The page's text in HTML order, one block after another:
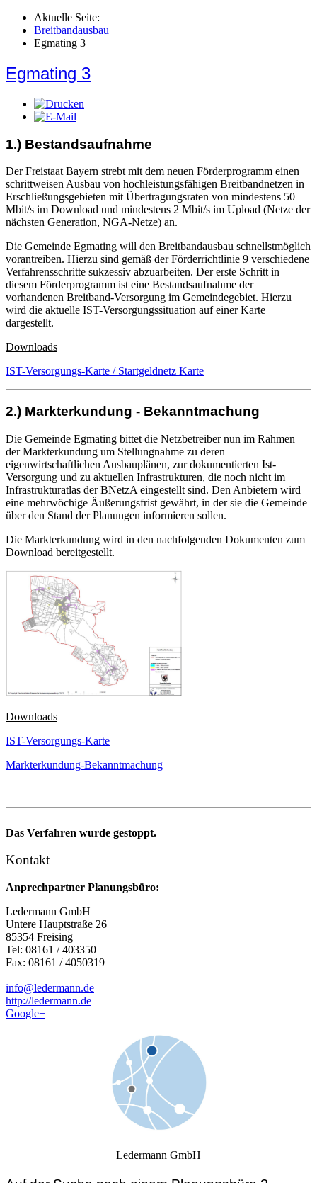
Aktuelle Seite:
Breitbandausbau |
Egmating 3
Egmating 3
1.) Bestandsaufnahme
Der Freistaat Bayern strebt mit dem neuen Förderprogramm einen
schrittweisen Ausbau von hochleistungsfähigen Breitbandnetzen in
Erschließungsgebieten mit Übertragungsraten von mindestens 50
Mbit/s im Download und mindestens 2 Mbit/s im Upload (Netze der
nächsten Generation, NGA-Netze) an.
Die Gemeinde Egmating will den Breitbandausbau schnellstmöglich
vorantreiben. Hierzu sind gemäß der Förderrichtlinie 9 verschiedene
Verfahrensschritte sukzessiv abzuarbeiten. Der erste Schritt in
diesem Förderprogramm ist eine Bestandsaufnahme der
vorhandenen Breitband-Versorgung im Gemeindegebiet. Hierzu
wird die aktuelle IST-Versorgungssituation auf einer Karte
dargestellt.
Downloads
IST-Versorgungs-Karte / Startgeldnetz Karte
2.) Markterkundung - Bekanntmachung
Die Gemeinde Egmating bittet die Netzbetreiber nun im Rahmen
der Markterkundung um Stellungnahme zu deren
eigenwirtschaftlichen Ausbauplänen, zur dokumentierten Ist-
Versorgung und zu aktuellen Infrastrukturen, die noch nicht im
Infrastrukturatlas der BNetzA eingestellt sind. Den Anbietern wird
eine mehrwöchige Äußerungsfrist gewährt, in der sie die Gemeinde
über den Stand der Planungen informieren sollen.
Die Markterkundung wird in den nachfolgenden Dokumenten zum
Download bereitgestellt.
Downloads
IST-Versorgungs-Karte
Markterkundung-Bekanntmachung
Das Verfahren wurde gestoppt.
Kontakt
Anprechpartner Planungsbüro:
Ledermann GmbH
Untere Hauptstraße 26
85354 Freising
Tel: 08161 / 403350
Fax: 08161 / 4050319
info@ledermann.de
http://ledermann.de
Google+
Ledermann GmbH